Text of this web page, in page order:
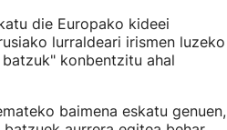
die Europako kideei
lurraldeari irismen luzeko
konbentzitu ahal
baimena eskatu genuen,